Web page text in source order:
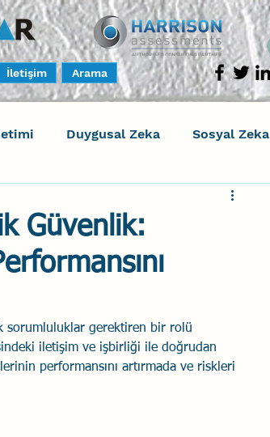
İletişim Arama
Duygusal Zeka Sosyal Zeka
Davranış Yaratıcı Drama
Eğiticinin Eğitimi Liderlik
Güvenlik:
sorumluluklar gerektiren bir rolü
iletişim ve işbirliği ile doğrudan
performansını artırmada ve riskleri